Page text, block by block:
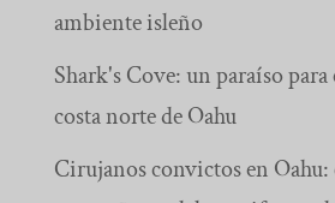
ambiente isleño
Shark's Cove: un paraíso
costa norte de Oahu
Cirujanos convictos en Oahu: